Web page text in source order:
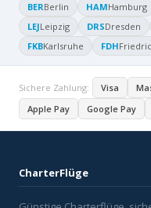
BERBerlin HAMHamburg
LEJLeipzig DRSDresden
FKBKarlsruhe FDH
Sichere Zahlung: Visa
Apple Pay
Google Pay
CharterFlüge